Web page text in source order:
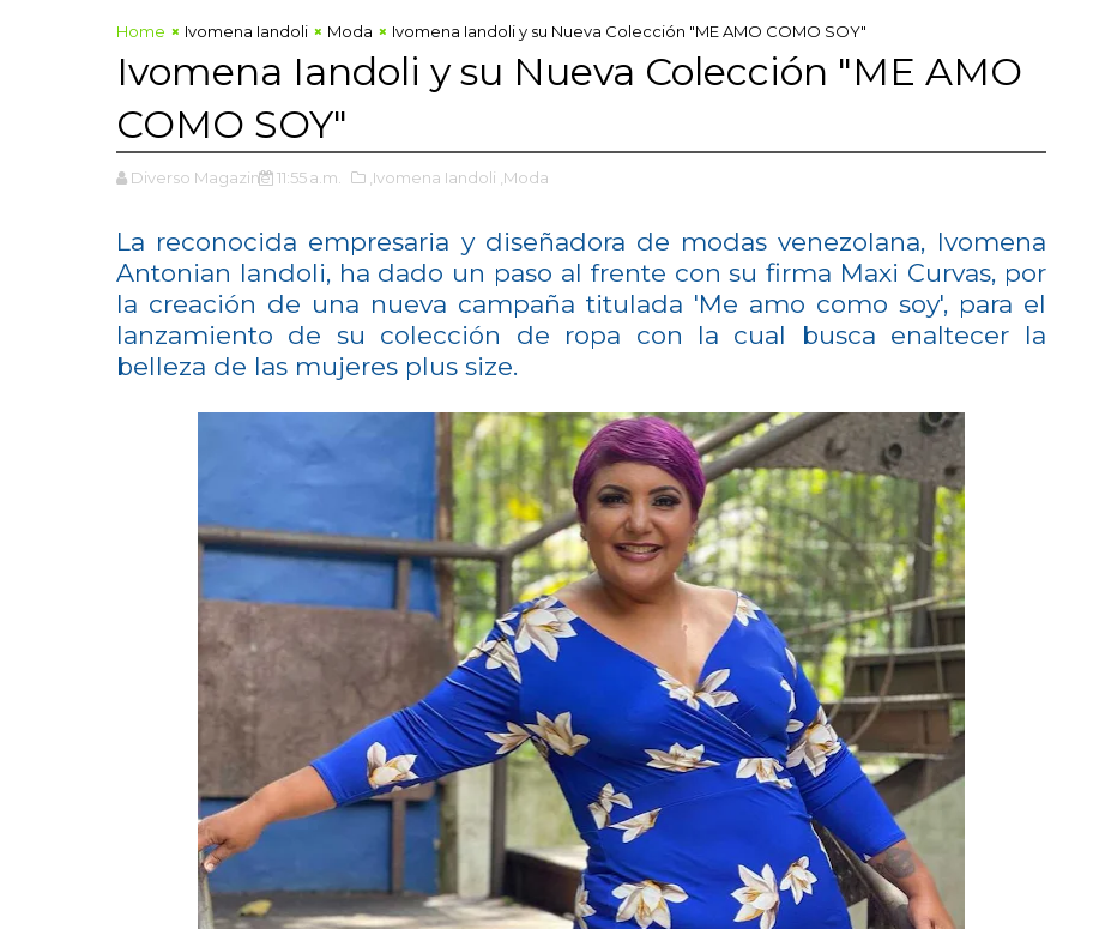
Home Ivomena Iandoli Moda Ivomena Iandoli y su Nueva Colección "ME AMO COMO SOY"
Ivomena Iandoli y su Nueva Colección "ME AMO
COMO SOY"
Diverso Magazine 11:55 a.m. ,Ivomena Iandoli ,Moda
La reconocida empresaria y diseñadora de modas venezolana, Ivomena
Antonian Iandoli, ha dado un paso al frente con su firma Maxi Curvas, por
la creación de una nueva campaña titulada 'Me amo como soy', para el
lanzamiento de su colección de ropa con la cual busca enaltecer la
belleza de las mujeres plus size.